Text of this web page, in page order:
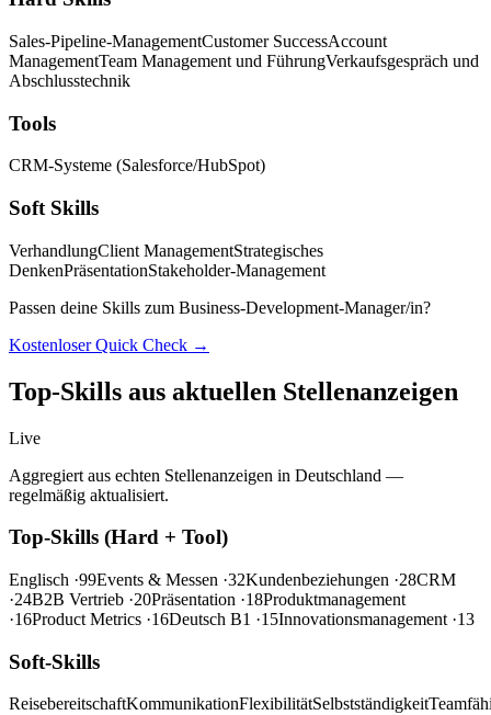
Sales-Pipeline-ManagementCustomer SuccessAccount
ManagementTeam Management und FührungVerkaufsgespräch und
Abschlusstechnik
Tools
CRM-Systeme (Salesforce/HubSpot)
Soft Skills
VerhandlungClient ManagementStrategisches
DenkenPräsentationStakeholder-Management
Passen deine Skills zum Business-Development-Manager/in?
Kostenloser Quick Check →
Top-Skills aus aktuellen Stellenanzeigen
Live
Aggregiert aus echten Stellenanzeigen in Deutschland —
regelmäßig aktualisiert.
Top-Skills (Hard + Tool)
Englisch ·99Events & Messen ·32Kundenbeziehungen ·28CRM
·24B2B Vertrieb ·20Präsentation ·18Produktmanagement
·16Product Metrics ·16Deutsch B1 ·15Innovationsmanagement ·13
Soft-Skills
ReisebereitschaftKommunikationFlexibilitätSelbstständigkeit